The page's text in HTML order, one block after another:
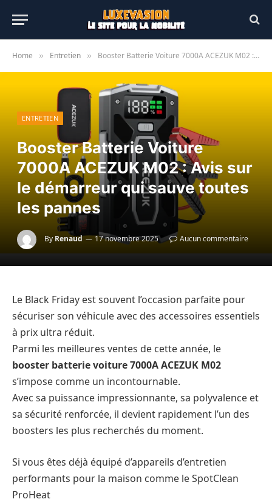
Home » Entretien » Booster Batterie Voiture 7000A ACEZUK M02 : Avis sur le démarreur qui sauve toutes les pannes
ENTRETIEN
Booster Batterie Voiture
7000A ACEZUK M02 : Avis sur
le démarreur qui sauve toutes
les pannes
By Renaud 17 novembre 2025 Aucun commentaire
Le Black Friday est souvent l’occasion parfaite pour
sécuriser son véhicule avec des accessoires essentiels
à prix ultra réduit.
Parmi les meilleures ventes de cette année, le
booster batterie voiture 7000A ACEZUK M02
s’impose comme un incontournable.
Avec sa puissance impressionnante, sa polyvalence et
sa sécurité renforcée, il devient rapidement l’un des
boosters les plus recherchés du moment.
Si vous êtes déjà équipé d’appareils d’entretien
performants pour la maison comme le SpotClean
ProHeat